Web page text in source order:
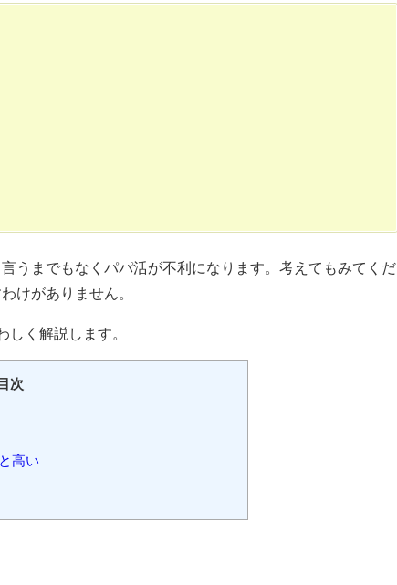
うまでもなくパパ活が不利になります。考えてもみてくだ
けがありません。
く解説します。
次
高い